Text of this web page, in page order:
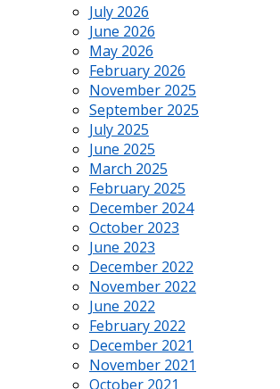
July 2026
June 2026
May 2026
February 2026
November 2025
September 2025
July 2025
June 2025
March 2025
February 2025
December 2024
October 2023
June 2023
December 2022
November 2022
June 2022
February 2022
December 2021
November 2021
October 2021